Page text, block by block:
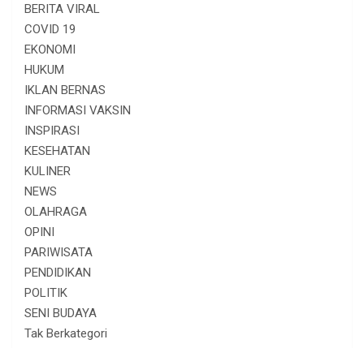
BERITA VIRAL
COVID 19
EKONOMI
HUKUM
IKLAN BERNAS
INFORMASI VAKSIN
INSPIRASI
KESEHATAN
KULINER
NEWS
OLAHRAGA
OPINI
PARIWISATA
PENDIDIKAN
POLITIK
SENI BUDAYA
Tak Berkategori